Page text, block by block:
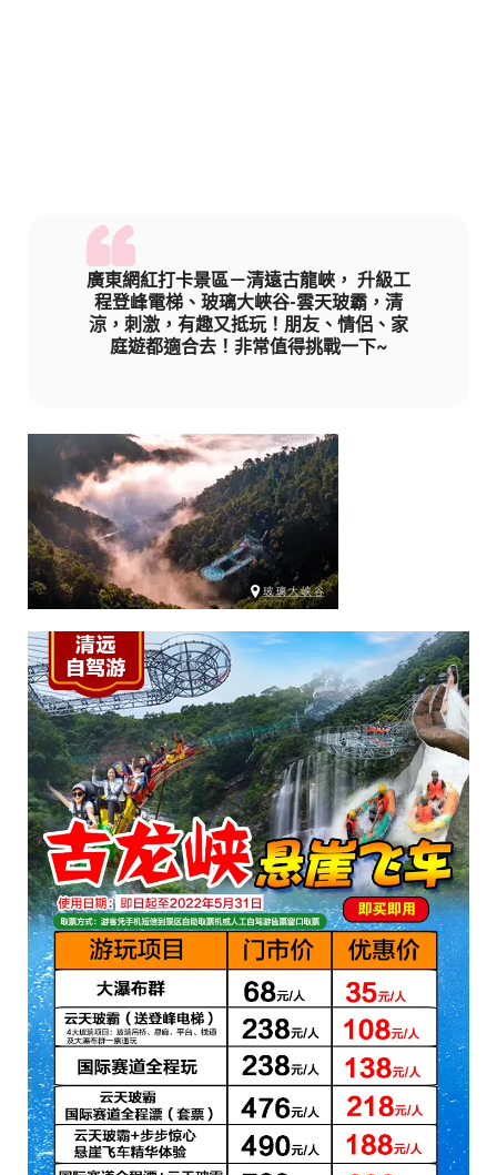
廣東網紅打卡景區－清遠古龍峽， 升級工
程登峰電梯、玻璃大峽谷-雲天玻霸，清
涼，刺激，有趣又抵玩！朋友、情侶、家
庭遊都適合去！非常值得挑戰一下~